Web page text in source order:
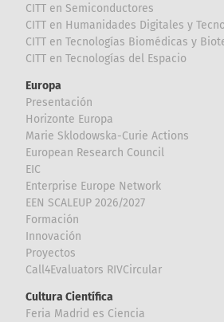
CITT en Semiconductores
CITT en Humanidades Digitales y
CITT en Tecnologías Biomédicas y
CITT en Tecnologías del Espacio
Europa
Presentación
Horizonte Europa
Marie Sklodowska-Curie Actions
European Research Council
EIC
Enterprise Europe Network
EEN SCALEUP 2026/2027
Formación
Innovación
Proyectos
Call4Evaluators RIVCircular
Cultura Científica
Feria Madrid es Ciencia